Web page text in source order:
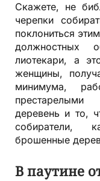
Скажете, не
черепки
поклониться
должностных
лиотекари, а
женщины,
минимума,
деревень и то,
собиратели,
брошенные
В паутине